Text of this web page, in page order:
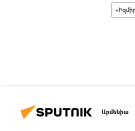
Արմենիա